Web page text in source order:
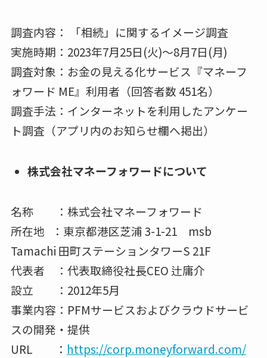
調査内容： 「相続」に関するイメージ調査
実施時期：2023年7月25日(火)～8月7日(月)
調査対象：お金の見える化サービス『マネーフ
ォワード ME』利用者（回答者数 451名）
調査手法：インターネットを利用したアンケー
ト調査（アプリ内のお知らせ欄へ掲出）
株式会社マネーフォワードについて
名称 ：株式会社マネーフォワード
所在地 ：東京都港区芝浦 3-1-21 msb
Tamachi 田町ステーションタワーS 21F
代表者 ：代表取締役社長CEO 辻庸介
設立 ：2012年5月
事業内容：PFMサービスおよびクラウドサービ
スの開発・提供
URL ： https://corp.moneyforward.com/